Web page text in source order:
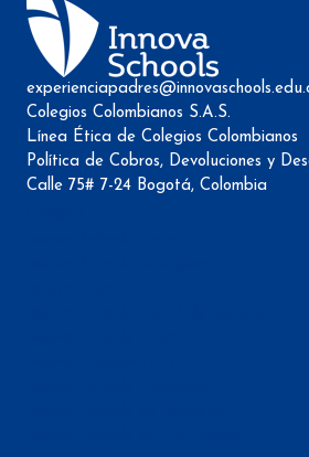
Colegios Colombianos S.A.S.
Línea Ética de Colegios Colombianos
Política de Cobros, Devoluciones y
Calle 75# 7-24 Bogotá, Colombia